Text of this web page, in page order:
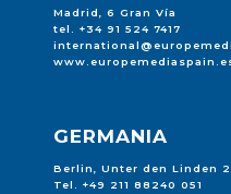
Madrid, 6 Gran Vía
tel. +34 91 524 7417
GERMANIA
Berlin, Unter den Linden
Tel. +49 211 88240 051